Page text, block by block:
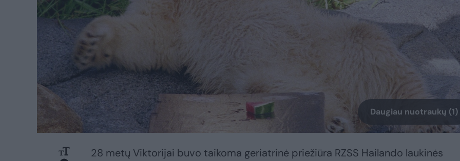
Daugiau nuotraukų (1)
28 metų Viktorijai buvo taikoma geriatrinė priežiūra RZSS Hailando laukinės